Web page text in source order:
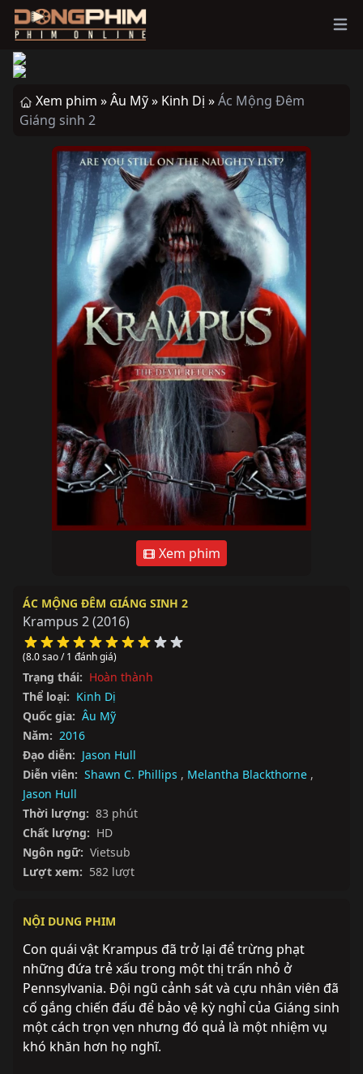
Xem phim »Âu Mỹ » Kinh Dị »Ác Mộng Đêm
Giáng sinh 2
Xem phim
ÁC MỘNG ĐÊM GIÁNG SINH 2
Krampus 2(2016)
(8.0 sao / 1 đánh giá)
Trạng thái: Hoàn thành
Thể loại: Kinh Dị
Quốc gia: Âu Mỹ
Năm: 2016
Đạo diễn: Jason Hull
Diễn viên: Shawn C. Phillips , Melantha Blackthorne ,
Jason Hull
Thời lượng: 83 phút
Chất lượng: HD
Ngôn ngữ: Vietsub
Lượt xem: 582 lượt
NỘI DUNG PHIM
Con quái vật Krampus đã trở lại để trừng phạt
những đứa trẻ xấu trong một thị trấn nhỏ ở
Pennsylvania. Đội ngũ cảnh sát và cựu nhân viên đã
cố gắng chiến đấu để bảo vệ kỳ nghỉ của Giáng sinh
một cách trọn vẹn nhưng đó quả là một nhiệm vụ
khó khăn hơn họ nghĩ.